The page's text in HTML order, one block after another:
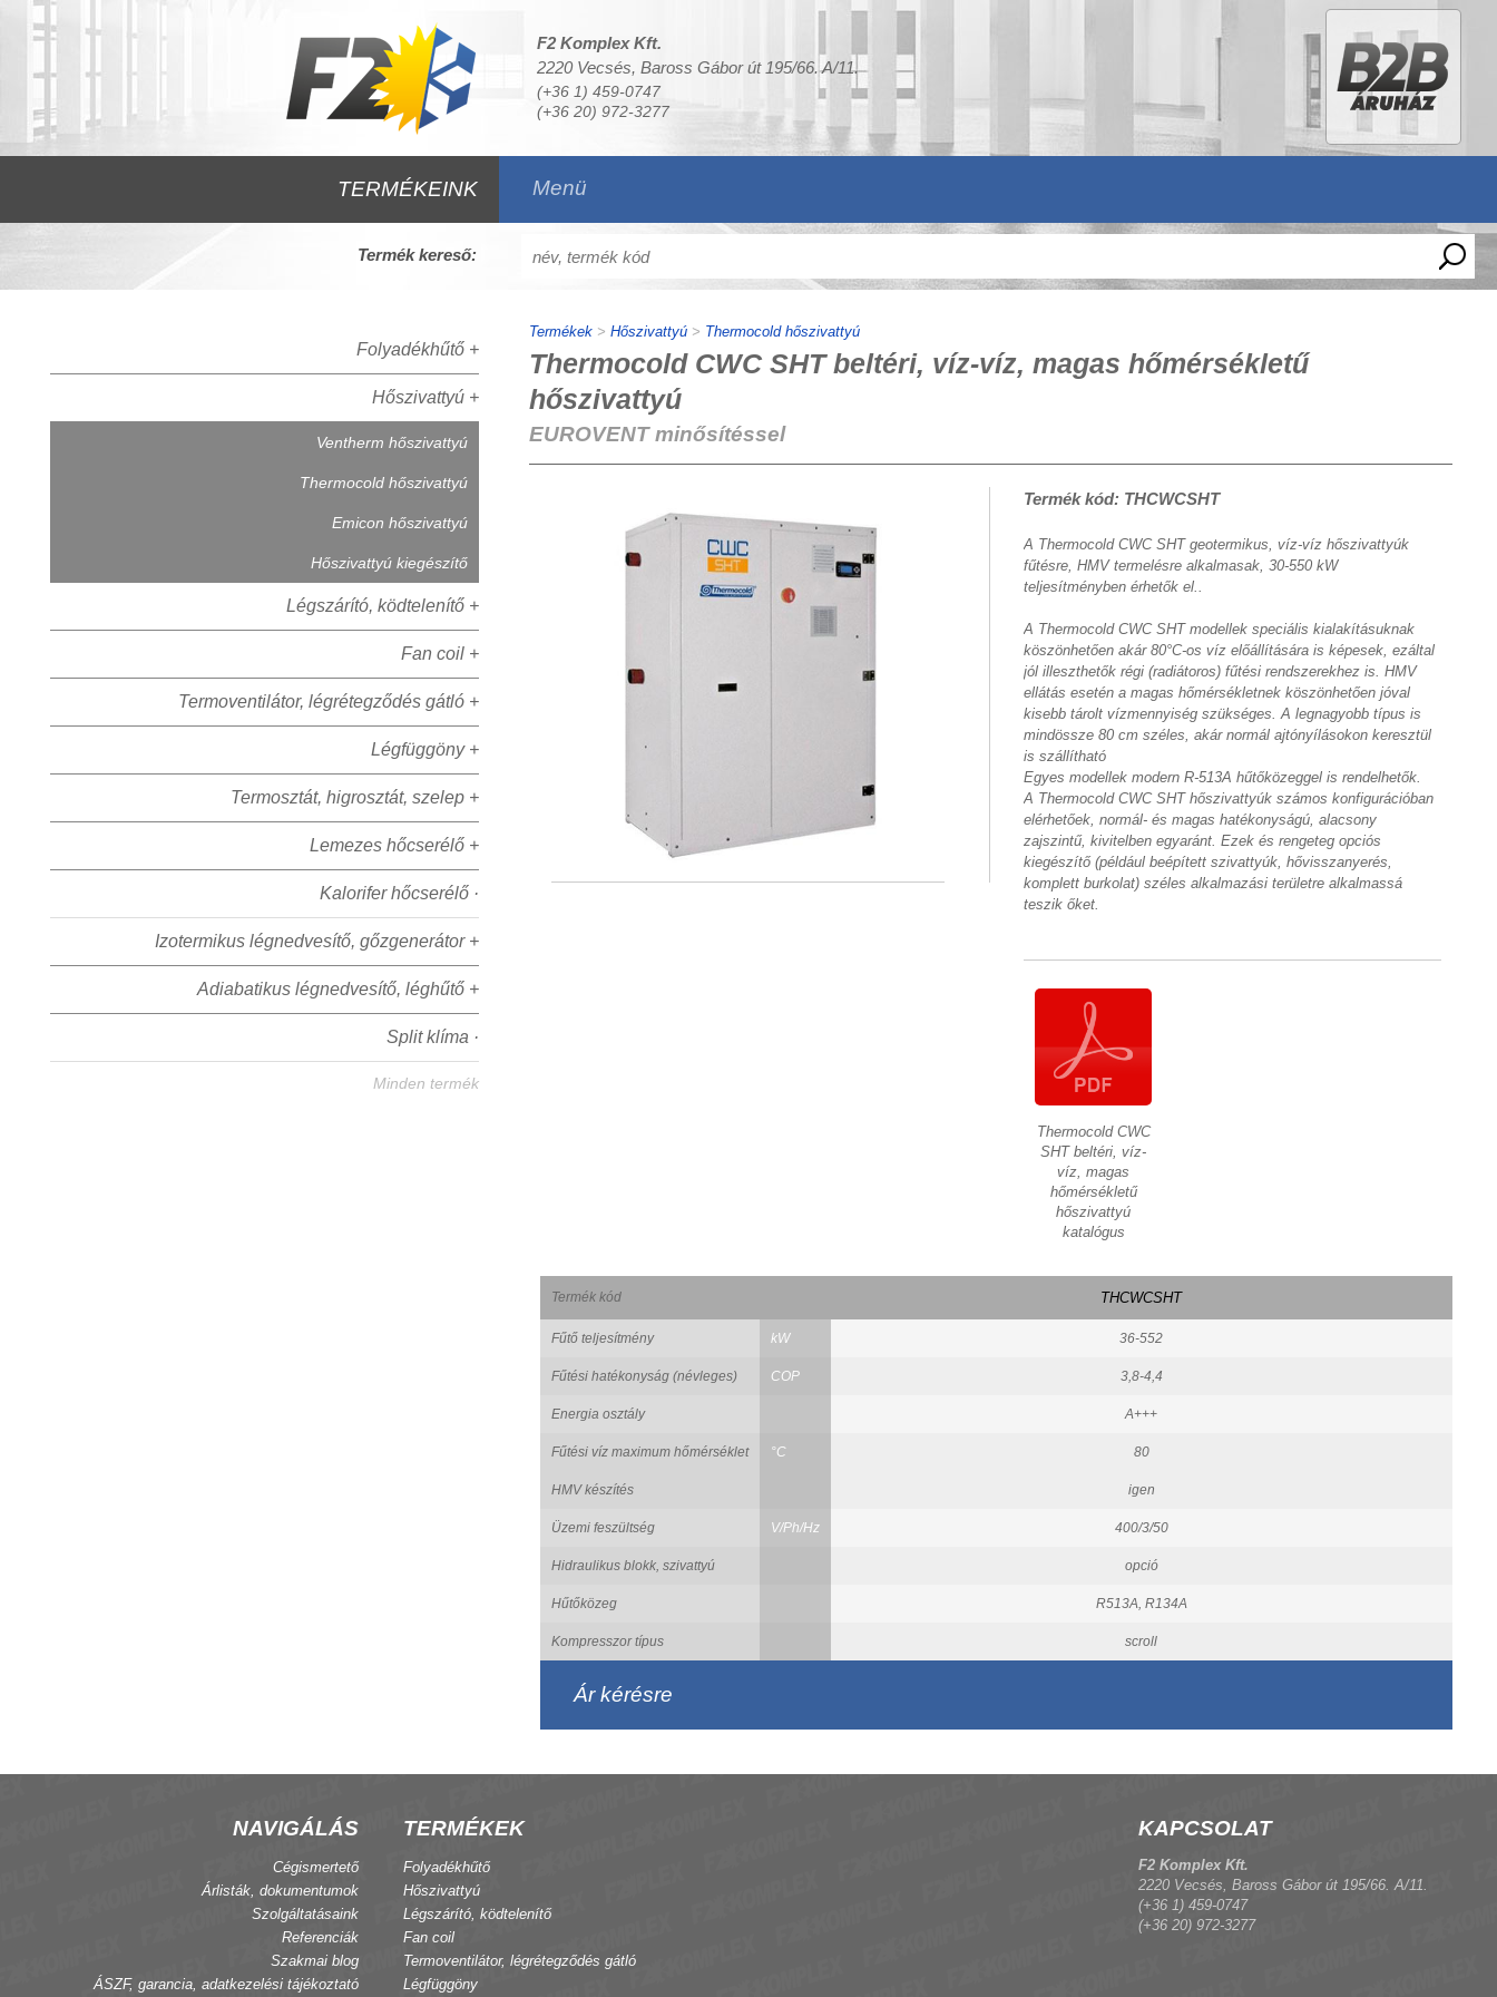
F2 Komplex Kft.
2220 Vecsés, Baross Gábor út 195/66. A/11.
(+36 1) 459-0747
(+36 20) 972-3277
TERMÉKEINK Menü
Termék kereső:
Folyadékhűtő +
Hőszivattyú +
Ventherm hőszivattyú
Thermocold hőszivattyú
Emicon hőszivattyú
Hőszivattyú kiegészítő
Légszárító, ködtelenítő +
Fan coil +
Termoventilátor, légrétegződés gátló +
Légfüggöny +
Termosztát, higrosztát, szelep +
Lemezes hőcserélő +
Kalorifer hőcserélő ·
Izotermikus légnedvesítő, gőzgenerátor +
Adiabatikus légnedvesítő, léghűtő +
Split klíma ·
Minden termék
Termékek> Hőszivattyú> Thermocold hőszivattyú
Thermocold CWC SHT beltéri, víz-víz, magas hőmérsékletű
hőszivattyú
EUROVENT minősítéssel
Termék kód: THCWCSHT
A Thermocold CWC SHT geotermikus, víz-víz hőszivattyúk
fűtésre, HMV termelésre alkalmasak, 30-550 kW
teljesítményben érhetők el..
A Thermocold CWC SHT modellek speciális kialakításuknak
köszönhetően akár 80°C-os víz előállítására is képesek, ezáltal
jól illeszthetők régi (radiátoros) fűtési rendszerekhez is. HMV
ellátás esetén a magas hőmérsékletnek köszönhetően jóval
kisebb tárolt vízmennyiség szükséges. A legnagyobb típus is
mindössze 80 cm széles, akár normál ajtónyílásokon keresztül
is szállítható
Egyes modellek modern R-513A hűtőközeggel is rendelhetők.
A Thermocold CWC SHT hőszivattyúk számos konfigurációban
elérhetőek, normál- és magas hatékonyságú, alacsony
zajszintű, kivitelben egyaránt. Ezek és rengeteg opciós
kiegészítő (például beépített szivattyúk, hővisszanyerés,
komplett burkolat) széles alkalmazási területre alkalmassá
teszik őket.
Thermocold CWC
SHT beltéri, víz-
víz, magas
hőmérsékletű
hőszivattyú
katalógus
Termék kód THCWCSHT
Fűtő teljesítmény kW 36-552
Fűtési hatékonyság (névleges) COP 3,8-4,4
Energia osztály A+++
Fűtési víz maximum hőmérséklet °C 80
HMV készítés igen
Üzemi feszültség V/Ph/Hz 400/3/50
Hidraulikus blokk, szivattyú opció
Hűtőközeg R513A, R134A
Kompresszor típus scroll
Ár kérésre
NAVIGÁLÁS
Cégismertető
Árlisták, dokumentumok
Szolgáltatásaink
Referenciák
Szakmai blog
ÁSZF, garancia, adatkezelési tájékoztató
TERMÉKEK
Folyadékhűtő
Hőszivattyú
Légszárító, ködtelenítő
Fan coil
Termoventilátor, légrétegződés gátló
Légfüggöny
KAPCSOLAT
F2 Komplex Kft.
2220 Vecsés, Baross Gábor út 195/66. A/11.
(+36 1) 459-0747
(+36 20) 972-3277